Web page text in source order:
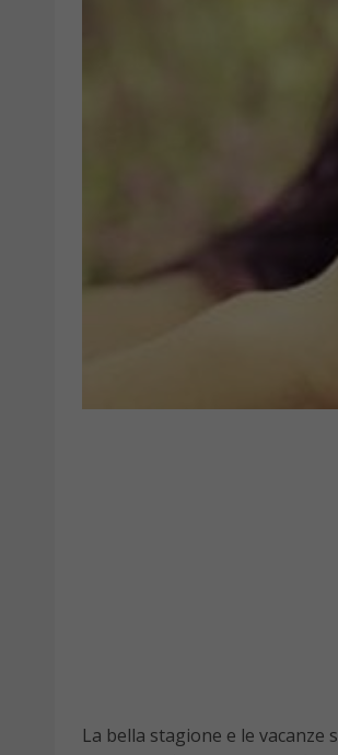
La bella stagione e le